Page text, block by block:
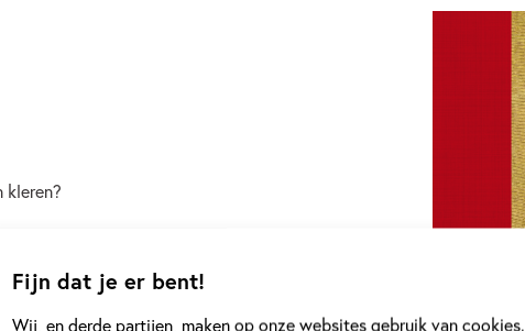
Fijn dat je er bent!
Wij, en derde partijen, maken op onze websites gebruik van cookies.
kleren?
in beeld en taal, waarin hij probeert betekenis
voor ons zijn. En wij voor onze kleren.